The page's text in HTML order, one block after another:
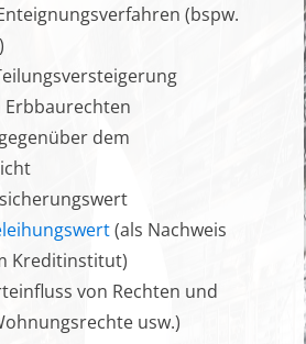
(bspw.
Erbbaurechten
dem
(als Nachweis
Kreditinstitut)
von Rechten und
usw.)